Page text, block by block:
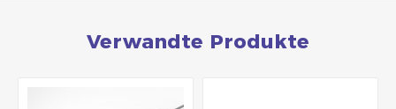
Verwandte Produkte